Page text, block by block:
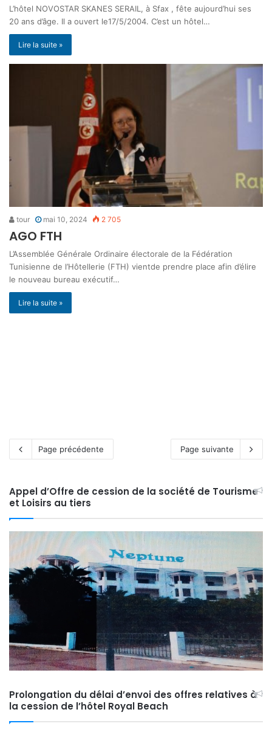
L’hôtel NOVOSTAR SKANES SERAIL, à Sfax , fête aujourd’hui ses
20 ans d’âge. Il a ouvert le17/5/2004. C’est un hôtel…
Lire la suite »
tour mai 10, 2024 2 705
AGO FTH
L’Assemblée Générale Ordinaire électorale de la Fédération
Tunisienne de l’Hôtellerie (FTH) vientde prendre place afin d’élire
le nouveau bureau exécutif…
Lire la suite »
Page précédente Page suivante
Appel d’Offre de cession de la société de Tourisme
et Loisirs au tiers
Prolongation du délai d’envoi des offres relatives à
la cession de l’hôtel Royal Beach